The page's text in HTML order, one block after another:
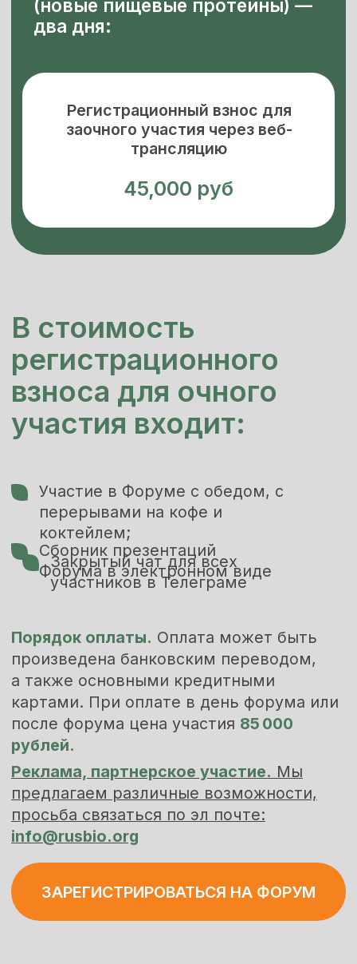
Реклама, партнерское участие.
просьба связаться по эл почте:
info@rusbio.org
после форума цена участия85 000
рублей.
ЗАРЕГИСТРИРОВАТЬСЯ НА ФОРУМ
Фото и видео
Спикеры
2026 | Все права защищены
Политика конфиденциальности
Задача мероприятий
Ближайшие конференции